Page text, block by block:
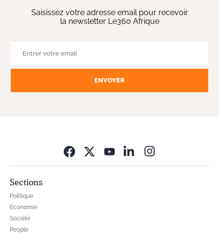
Saisissez votre adresse email pour recevoir
la newsletter Le360 Afrique
ENVOYER
Sections
Politique
Economie
Société
People